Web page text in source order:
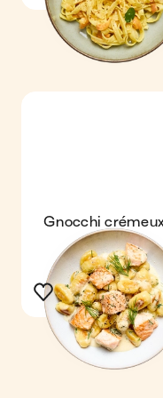
Gnocchi
saumon
Voir la